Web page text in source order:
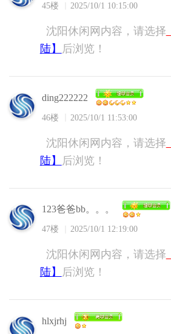
45楼 2025/10/1 10:15:00
沈阳休闲网内容，请选择
陆】
后浏览！
ding222222
46楼 2025/10/1 11:53:00
沈阳休闲网内容，请选择
陆】
后浏览！
123爸爸bb。。。
47楼 2025/10/1 12:19:00
沈阳休闲网内容，请选择
陆】
后浏览！
hlxjrhj